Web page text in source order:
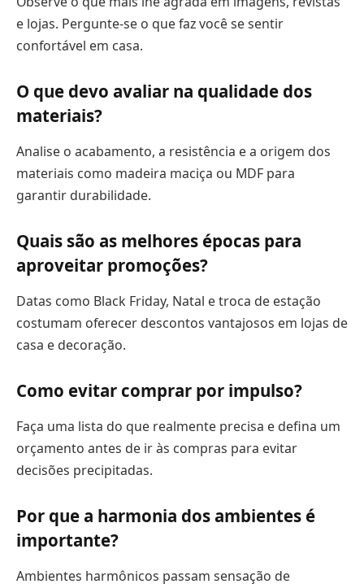
e lojas. Pergunte-se o que faz você se sentir
confortável em casa.
O que devo avaliar na qualidade dos
materiais?
Analise o acabamento, a resistência e a origem dos
materiais como madeira maciça ou MDF para
garantir durabilidade.
Quais são as melhores épocas para
aproveitar promoções?
Datas como Black Friday, Natal e troca de estação
costumam oferecer descontos vantajosos em lojas de
casa e decoração.
Como evitar comprar por impulso?
Faça uma lista do que realmente precisa e defina um
orçamento antes de ir às compras para evitar
decisões precipitadas.
Por que a harmonia dos ambientes é
importante?
Ambientes harmônicos passam sensação de